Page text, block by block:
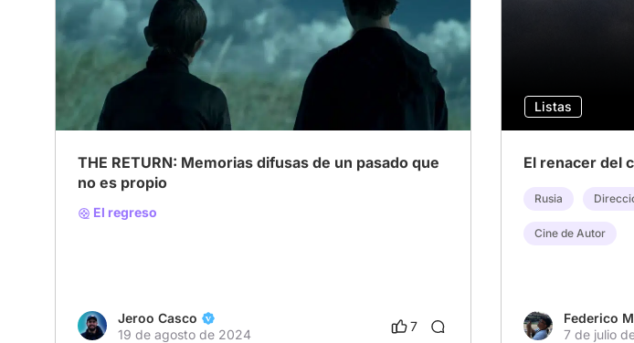
THE RETURN: Memorias difusas de un pasado que
no es propio
El regreso
Jeroo Casco
19 de agosto de 2024
7
Listas
El renacer del
Rusia
Cine de Autor
Federico
7 de julio